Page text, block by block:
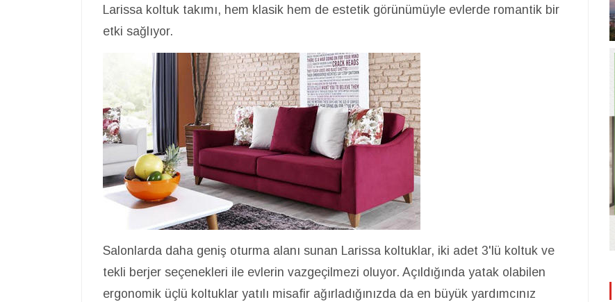
Larissa koltuk takımı, hem klasik hem de estetik görünümüyle evlerde romantik bir
etki sağlıyor.
Salonlarda daha geniş oturma alanı sunan Larissa koltuklar, iki adet 3'lü koltuk ve
tekli berjer seçenekleri ile evlerin vazgeçilmezi oluyor. Açıldığında yatak olabilen
ergonomik üçlü koltuklar yatılı misafir ağırladığınızda da en büyük yardımcınız